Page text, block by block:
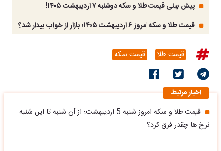
پیش بینی قیمت طلا و سکه دوشنبه ۷ اردیبهشت ۱۴۰۵!
قیمت طلا و سکه امروز ۶ اردیبهشت ۱۴۰۵؛ بازار از خواب بیدار شد؟
قیمت طلا قیمت سکه
اخبار مرتبط
قیمت طلا و سکه امروز شنبه 5 اردیبهشت؛ از آن شنبه تا این شنبه
نرخ ها چقدر فرق کرد؟